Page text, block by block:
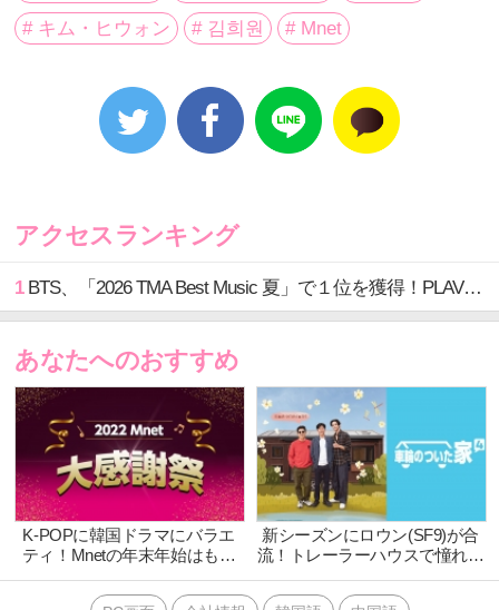
リティ番組の第2弾！ソン・ドンイル、 キム・ヒウォ
ンの元祖メンバーに加えて、新たにイム・シワンが合
ミストリーに注目！さらに、コン・ヒョジン、キム・
ドンウク、キム・ユジョン、ペ・ドゥナなど今シーズ
ンも豪華俳優陣が招待客として登場！広さも機能性も
旅をお見逃しなく！
【CS放送 『Mnet』 放送情報 / 動画配信サービス
『Mnet Smart』 配信情報】
「車輪のついた家 ２」
2021年6月23日(水)20:00～ 放送スタート！毎週
(水)20:00～ オンエア！
出演：ソン・ドンイル、 キム・ヒウォン、 イム・シワ
ンほか
2021年 tvN / 全3回以上 / 各105分(予定) / 字幕放送 /
HD / 日本初放送
# キム・ヒウォン
# 김희원 # Mnet
アクセスランキング
1BTS、「2026 TMA Best Music 夏」で１位を獲得！PLAVE、EVANがTOP3入り
あなたへのおすすめ
K-POPに韓国ドラマにバラエ
ティ！Mnetの年末年始はもち
感謝祭 12月28日～1月3日は年
新シーズンにロウン(SF9)が合
流！トレーラーハウスで憧れの
弾！「車輪のついた家 ４」12